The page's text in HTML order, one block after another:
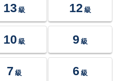
13 級 12 級
10 級 9 級
7 級 6 級